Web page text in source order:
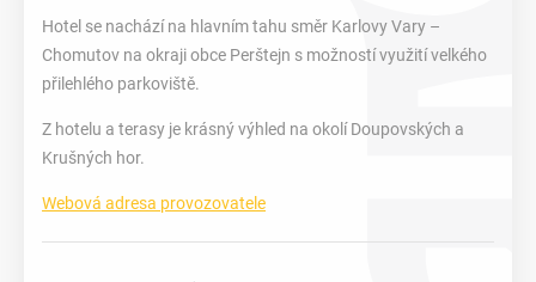
Hotel se nachází na hlavním tahu směr Karlovy Vary –
Chomutov na okraji obce Perštejn s možností využití velkého
přilehlého parkoviště.
Z hotelu a terasy je krásný výhled na okolí Doupovských a
Krušných hor.
Webová adresa provozovatele